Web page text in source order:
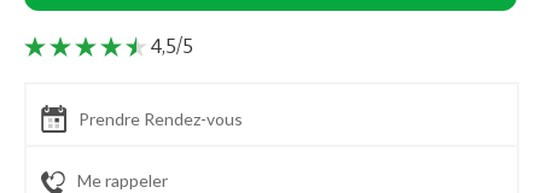
4,5/5
Prendre Rendez-vous
Me rappeler